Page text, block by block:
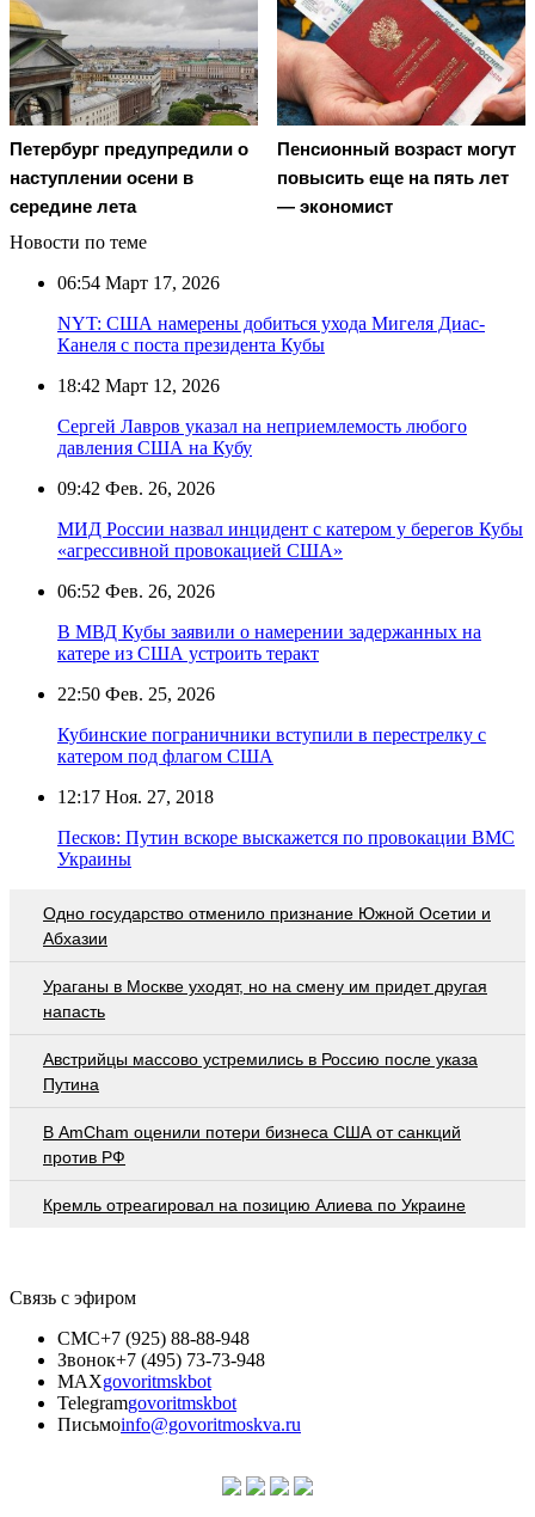
Петербург предупредили о
наступлении осени в
середине лета
Пенсионный возраст могут
повысить еще на пять лет
— экономист
Новости по теме
06:54 Март 17, 2026
NYT: США намерены добиться ухода Мигеля Диас-
Канеля с поста президента Кубы
18:42 Март 12, 2026
Сергей Лавров указал на неприемлемость любого
давления США на Кубу
09:42 Фев. 26, 2026
МИД России назвал инцидент с катером у берегов Кубы
«агрессивной провокацией США»
06:52 Фев. 26, 2026
В МВД Кубы заявили о намерении задержанных на
катере из США устроить теракт
22:50 Фев. 25, 2026
Кубинские пограничники вступили в перестрелку с
катером под флагом США
12:17 Ноя. 27, 2018
Песков: Путин вскоре выскажется по провокации ВМС
Украины
Одно государство отменило признание Южной Осетии и
Абхазии
Ураганы в Москве уходят, но на смену им придет другая
напасть
Австрийцы массово устремились в Россию после указа
Путина
В AmCham оценили потери бизнеса США от санкций
против РФ
Кремль отреагировал на позицию Алиева по Украине
Связь с эфиром
СМС+7 (925) 88-88-948
Звонок+7 (495) 73-73-948
MAXgovoritmskbot
Telegramgovoritmskbot
Письмоinfo@govoritmoskva.ru